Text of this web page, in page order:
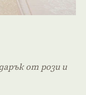
от рози и